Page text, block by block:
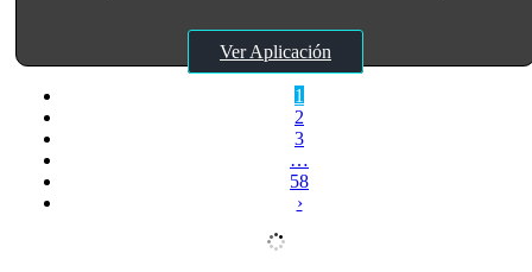
Ver Aplicación
1
2
3
…
58
›